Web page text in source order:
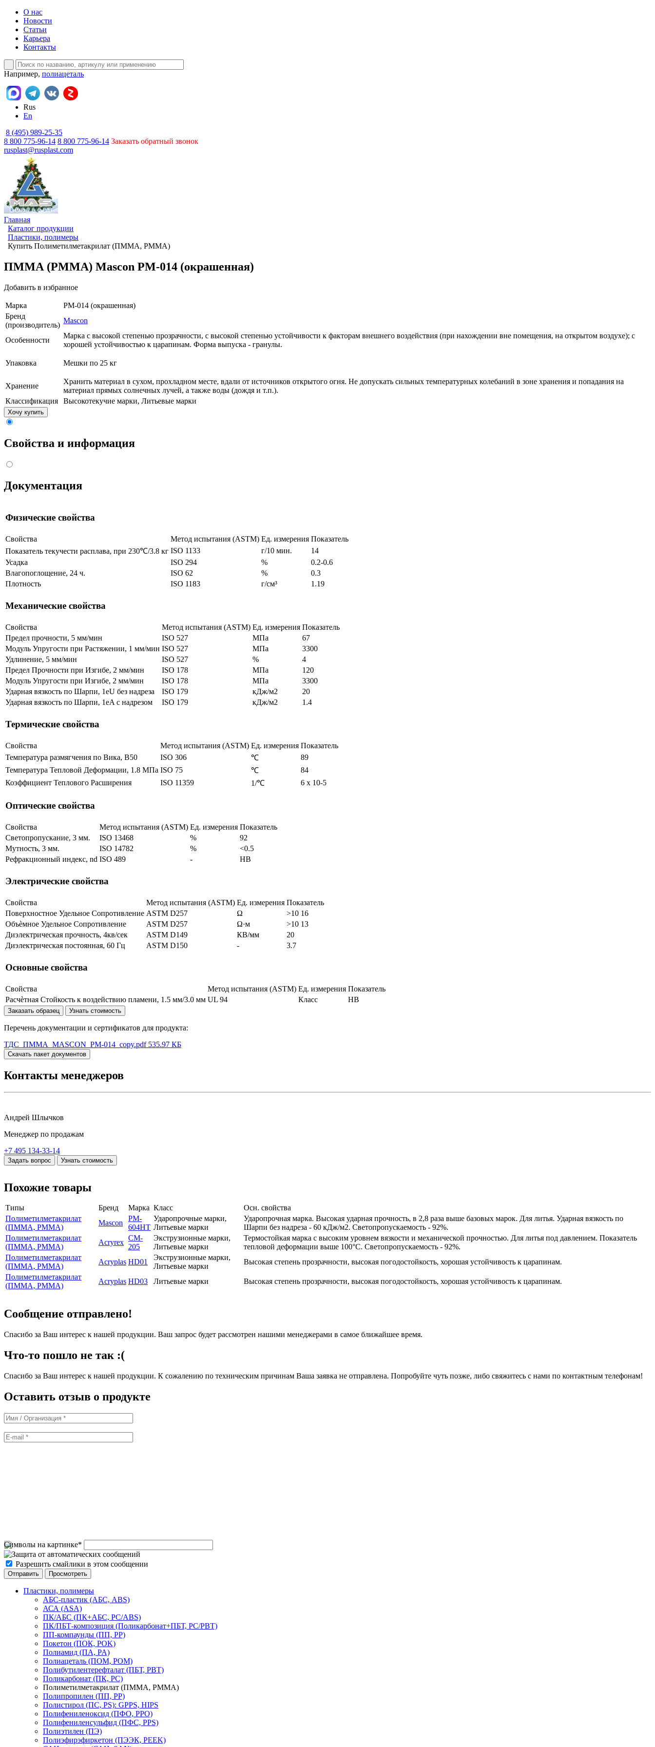
О нас
Новости
Статьи
Карьера
Контакты
Например, полиацеталь
Rus
En
8 (495) 989-25-35
8 800 775-96-14 8 800 775-96-14 Заказать обратный звонок
rusplast@rusplast.com
Главная
Каталог продукции
Пластики, полимеры
Купить Полиметилметакрилат (ПММА, PMMA)
ПММА (PMMA) Mascon РM-014 (окрашенная)
Добавить в избранное
Марка
РM-014 (окрашенная)
Бренд
(производитель)
Mascon
Особенности
Марка с высокой степенью прозрачности, с высокой степенью устойчивости к факторам внешнего воздействия (при нахождении вне помещения, на открытом воздухе); с
хорошей устойчивостью к царапинам. Форма выпуска - гранулы.
Упаковка Мешки по 25 кг
Хранение
Хранить материал в сухом, прохладном месте, вдали от источников открытого огня. Не допускать сильных температурных колебаний в зоне хранения и попадания на
материал прямых солнечных лучей, а также воды (дождя и т.п.).
Классификация
Высокотекучие марки, Литьевые марки
Хочу купить
Свойства и информация
Документация
Физические свойства
Свойства Метод испытания (ASTM) Ед. измерения Показатель
Показатель текучести расплава, при 230℃/3.8 кг ISO 1133 г/10 мин.
14
Усадка
ISO 294 %
0.2-0.6
Влагопоглощение, 24 ч.
ISO 62 %
0.3
Плотность
ISO 1183 г/см³ 1.19
Механические свойства
Свойства Метод испытания (ASTM) Ед. измерения Показатель
Предел прочности, 5 мм/мин
ISO 527 МПа
67
Модуль Упругости при Растяжении, 1 мм/мин ISO 527 МПа
3300
Удлинение, 5 мм/мин
ISO 527 %
4
Предел Прочности при Изгибе, 2 мм/мин
ISO 178 МПа
120
Модуль Упругости при Изгибе, 2 мм/мин
ISO 178 МПа
3300
Ударная вязкость по Шарпи, 1eU без надреза
ISO 179 кДж/м2
20
Ударная вязкость по Шарпи, 1eA с надрезом
ISO 179 кДж/м2 1.4
Термические свойства
Свойства Метод испытания (ASTM) Ед. измерения Показатель
Температура размягчения по Вика, B50
ISO 306 ℃
89
Температура Тепловой Деформации, 1.8 МПа ISO 75 ℃
84
Коэффициент Теплового Расширения
ISO 11359 1/℃ 6 x 10-5
Оптические свойства
Свойства Метод испытания (ASTM) Ед. измерения Показатель
Светопропускание, 3 мм.
ISO 13468 %
92
Мутность, 3 мм.
ISO 14782 %
<0.5
Рефракционный индекс, nd ISO 489 - HB
Электрические свойства
Свойства Метод испытания (ASTM) Ед. измерения Показатель
Поверхностное Удельное Сопротивление ASTM D257 Ω
>10 16
Объѐмное Удельное Сопротивление
ASTM D257 Ω·м
>10 13
Диэлектрическая прочность, 4кв/сек
ASTM D149 КВ/мм
20
Диэлектрическая постоянная, 60 Гц
ASTM D150 - 3.7
Основные свойства
Свойства Метод испытания (ASTM) Ед. измерения Показатель
Расчѐтная Стойкость к воздействию пламени, 1.5 мм/3.0 мм UL 94 Класс HB
Заказать образец Узнать стоимость
Перечень документации и сертификатов для продукта:
ТДС_ПММА_MASCON_PM-014_copy.pdf 535.97 КБ
Скачать пакет документов
Контакты менеджеров
Андрей Шлычков
Менеджер по продажам
+7 495 134-33-14
Задать вопрос Узнать стоимость
Похожие товары
Типы Бренд Марка Класс
Осн. свойства
Полиметилметакрилат
(ПММА, PMMA)
Mascon
PM-
604HT
Ударопрочные марки,
Литьевые марки
Ударопрочная марка. Высокая ударная прочность, в 2,8 раза выше базовых марок. Для литья. Ударная вязкость по
Шарпи без надреза - 60 кДж/м2. Светопропускаемость - 92%.
Полиметилметакрилат
(ПММА, PMMA)
Acryrex
CM-
205
Экструзионные марки,
Литьевые марки
Термостойкая марка с высоким уровнем вязкости и механической прочностью. Для литья под давлением. Показатель
тепловой деформации выше 100°C. Светопропускаемость - 92%.
Полиметилметакрилат
(ПММА, PMMA)
Acryplas HD01
Экструзионные марки,
Литьевые марки
Высокая степень прозрачности, высокая погодостойкость, хорошая устойчивость к царапинам.
Полиметилметакрилат
(ПММА, PMMA)
Acryplas HD03 Литьевые марки Высокая степень прозрачности, высокая погодостойкость, хорошая устойчивость к царапинам.
Сообщение отправлено!
Спасибо за Ваш интерес к нашей продукции. Ваш запрос будет рассмотрен нашими менеджерами в самое ближайшее время.
Что-то пошло не так :(
Спасибо за Ваш интерес к нашей продукции. К сожалению по техническим причинам Ваша заявка не отправлена. Попробуйте чуть позже, либо свяжитесь с нами по контактным телефонам!
Оставить отзыв о продукте
Символы на картинке*
Разрешить смайлики в этом сообщении
Пластики, полимеры
АБС-пластик (АБС, ABS)
АСА (ASA)
ПК/АБС (ПК+АБС, PC/ABS)
ПК/ПБТ-композиция (Поликарбонат+ПБТ, PC/PBT)
ПП-компаунды (ПП, PP)
Покетон (ПОК, POK)
Полиамид (ПА, PA)
Полиацеталь (ПОМ, POM)
Полибутилентерефталат (ПБТ, РВТ)
Поликарбонат (ПК, PC)
Полиметилметакрилат (ПММА, PMMA)
Полипропилен (ПП, PP)
Полистирол (ПС, PS): GPPS, HIPS
Полифениленоксид (ПФО, PPO)
Полифениленсульфид (ПФС, PPS)
Полиэтилен (ПЭ)
Полиэфирэфиркетон (ПЭЭК, PEEK)